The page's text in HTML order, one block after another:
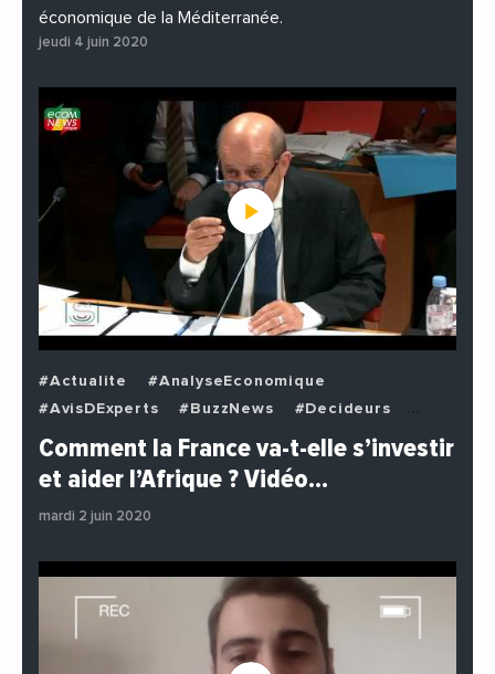
économique de la Méditerranée.
jeudi 4 juin 2020
#Actualite
#AnalyseEconomique
#AvisDExperts
#BuzzNews
#Decideurs
#EchangesMediterraneens
#Economie
#Politique
Comment la France va-t-elle s’investir
et aider l’Afrique ? Vidéo…
mardi 2 juin 2020